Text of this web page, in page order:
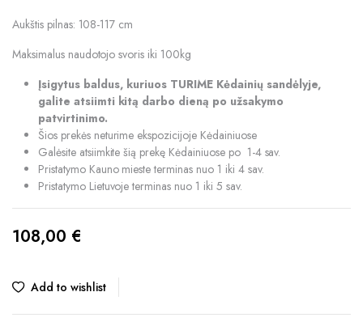
Aukštis pilnas: 108-117 cm
Maksimalus naudotojo svoris iki 100kg
Įsigytus baldus, kuriuos TURIME Kėdainių sandėlyje,
galite atsiimti kitą darbo dieną po užsakymo
patvirtinimo.
Šios prekės neturime ekspozicijoje Kėdainiuose
Galėsite atsiimkite šią prekę Kėdainiuose po 1-4 sav.
Pristatymo Kauno mieste terminas nuo 1 iki 4 sav.
Pristatymo Lietuvoje terminas nuo 1 iki 5 sav.
108,00 €
Add to wishlist